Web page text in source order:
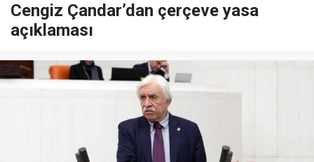
Cengiz Çandar’dan çerçeve yasa
açıklaması